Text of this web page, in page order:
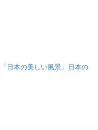
日本の美しい風景」日本の